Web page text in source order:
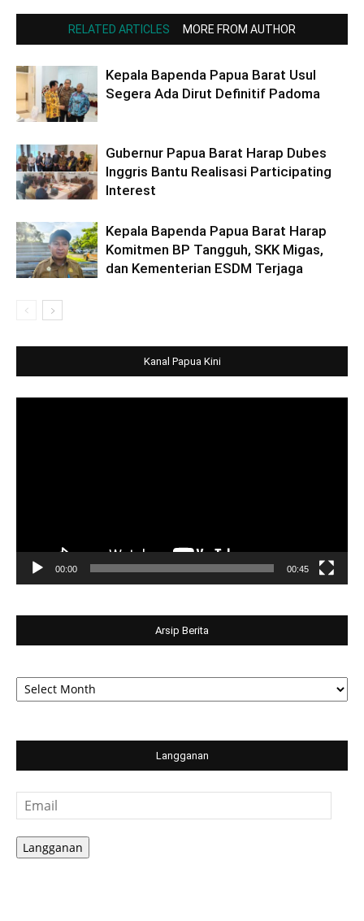
RELATED ARTICLES MORE FROM AUTHOR
Kepala Bapenda Papua Barat Usul
Segera Ada Dirut Definitif Padoma
Gubernur Papua Barat Harap Dubes
Inggris Bantu Realisasi Participating
Interest
Kepala Bapenda Papua Barat Harap
Komitmen BP Tangguh, SKK Migas,
dan Kementerian ESDM Terjaga
Kanal Papua Kini
00:00 00:45
Arsip Berita
Arsip
Berita
Langganan
Email
Langganan